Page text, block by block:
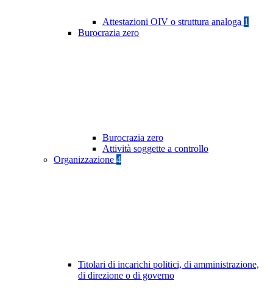
Attestazioni OIV o struttura analoga 1
Burocrazia zero
Burocrazia zero
Attività soggette a controllo
Organizzazione 4
Titolari di incarichi politici, di amministrazione,
di direzione o di governo